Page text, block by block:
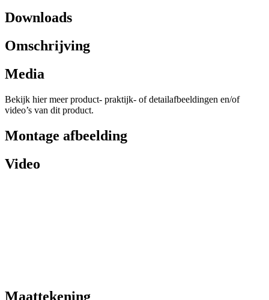
Downloads
Omschrijving
Media
Bekijk hier meer product- praktijk- of detailafbeeldingen en/of
video’s van dit product.
Montage afbeelding
Video
Maattekening